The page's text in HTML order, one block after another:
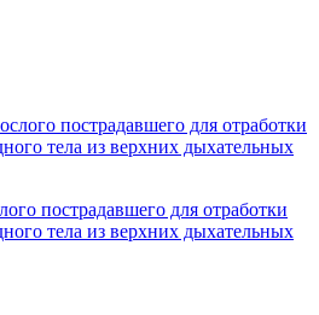
пострадавшего для отработки
тела из верхних дыхательных